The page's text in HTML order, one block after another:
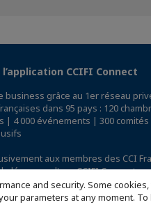
and security. Some
parameters at any moment.
CCIFI Connect
business grâce au 1er réseau
dans 95 pays : 120
| 4 000 événements | 300 comités
aux membres des CCI
découvrez l'app CCIFI Connect.